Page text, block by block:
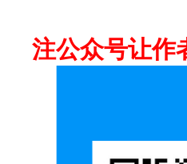
注公众号让作